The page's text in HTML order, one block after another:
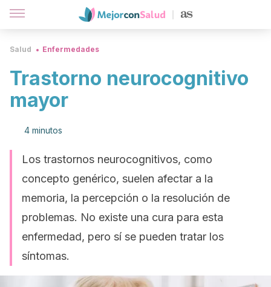
Salud Enfermedades
Trastorno neurocognitivo
mayor
4 minutos
Los trastornos neurocognitivos, como
concepto genérico, suelen afectar a la
memoria, la percepción o la resolución de
problemas. No existe una cura para esta
enfermedad, pero sí se pueden tratar los
síntomas.